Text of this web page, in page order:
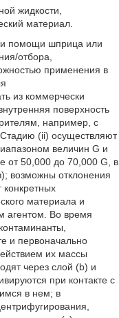
жидкости,
материал.
помощи шприца или
отбора,
применения в
из коммерчески
поверхность
например, с
(ii) осуществляют
величин G и
от 50,000 до 70,000 G, в
возможны отклонения
конкретных
материала и
агентом. Во время
и первоначально
их массы
через слой (b) и
при контакте с
в нем; в